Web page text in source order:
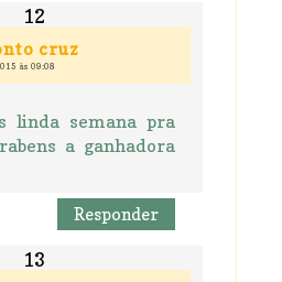
cruz
às 09:08
linda semana pra
a ganhadora
Responder